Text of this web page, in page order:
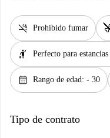
smoke_free Prohibido fumar
hail Perfecto para
calendar_month Rango de edad: - 30
Tipo de contrato